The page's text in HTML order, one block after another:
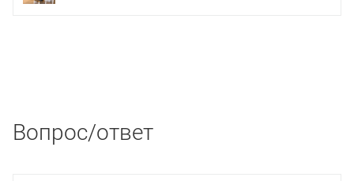
Вопрос/ответ